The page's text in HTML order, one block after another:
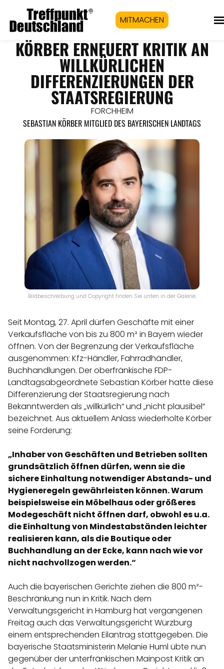
MITMACHEN
KÖRBER ERNEUERT KRITIK AN
WILLKÜRLICHEN
DIFFERENZIERUNGEN DER
STAATSREGIERUNG
FORCHHEIM
SEBASTIAN KÖRBER MITGLIED DES BAYERISCHEN LANDTAGS
Bildbeschreibung und Copyright finden Sie unten in der Galerie.
Seit Montag, 27. April dürfen Geschäfte mit einer
Verkaufsfläche von bis zu 800 m² in Bayern wieder
öffnen. Von der Begrenzung der Verkaufsfläche
ausgenommen: Kfz-Händler, Fahrradhändler,
Buchhandlungen. Der oberfränkische FDP-
Landtagsabgeordnete Sebastian Körber hatte diese
Differenzierung der Staatsregierung nach
Bekanntwerden als „willkürlich“ und „nicht plausibel“
bezeichnet. Aus aktuellem Anlass wiederholte Körber
seine Forderung:
„Inhaber von Geschäften und Betrieben sollten
grundsätzlich öffnen dürfen, wenn sie die
sichere Einhaltung notwendiger Abstands- und
Hygieneregeln gewährleisten können. Warum
beispielsweise ein Möbelhaus oder größeres
Modegeschäft nicht öffnen darf, obwohl es u.a.
die Einhaltung von Mindestabständen leichter
realisieren kann, als die Boutique oder
Buchhandlung an der Ecke, kann nach wie vor
nicht nachvollzogen werden.“
Auch die bayerischen Gerichte ziehen die 800 m²-
Beschränkung nun in Kritik. Nach dem
Verwaltungsgericht in Hamburg hat vergangenen
Freitag auch das Verwaltungsgericht Würzburg
einem entsprechenden Eilantrag stattgegeben. Die
bayerische Staatsministerin Melanie Huml übte nun
gegenüber der unterfränkischen Mainpost Kritik an